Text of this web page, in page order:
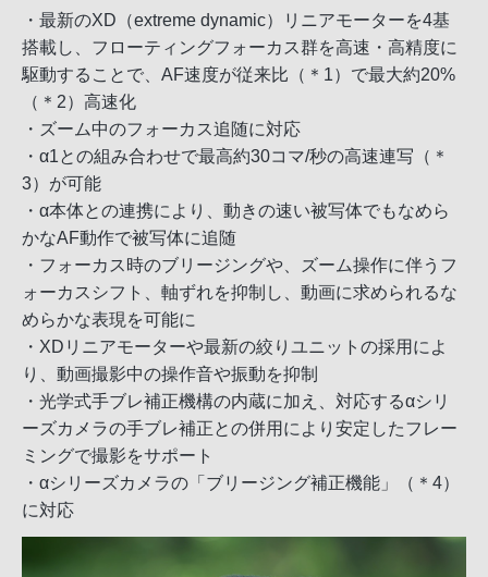
・最新のXD（extreme dynamic）リニアモーターを4基
搭載し、フローティングフォーカス群を高速・高精度に
駆動することで、AF速度が従来比（＊1）で最大約20%
（＊2）高速化
・ズーム中のフォーカス追随に対応
・α1との組み合わせで最高約30コマ/秒の高速連写（＊
3）が可能
・α本体との連携により、動きの速い被写体でもなめら
かなAF動作で被写体に追随
・フォーカス時のブリージングや、ズーム操作に伴うフ
ォーカスシフト、軸ずれを抑制し、動画に求められるな
めらかな表現を可能に
・XDリニアモーターや最新の絞りユニットの採用によ
り、動画撮影中の操作音や振動を抑制
・光学式手ブレ補正機構の内蔵に加え、対応するαシリ
ーズカメラの手ブレ補正との併用により安定したフレー
ミングで撮影をサポート
・αシリーズカメラの「ブリージング補正機能」（＊4）
に対応